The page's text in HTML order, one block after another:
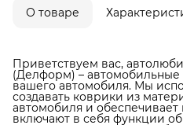
О товаре
Приветствуем вас,
(Делформ) – автомобильные
вашего автомобиля. Мы
создавать коврики из
автомобиля и
включают в себя функции